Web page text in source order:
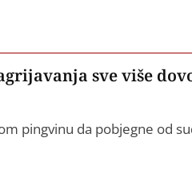
sve više
pingvinu da pobjegne od